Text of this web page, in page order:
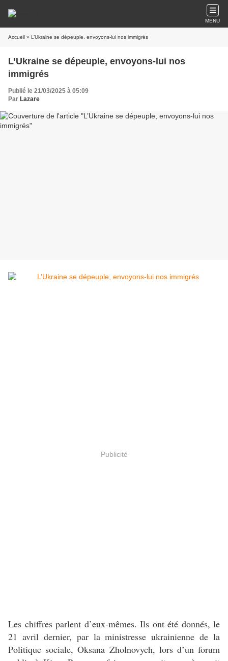
MENU
Accueil » L’Ukraine se dépeuple, envoyons-lui nos immigrés
L’Ukraine se dépeuple, envoyons-lui nos
immigrés
Publié le 21/03/2025 à 05:09
Par Lazare
Publicité
Les chiffres parlent d’eux-mêmes. Ils ont été donnés, le
21 avril dernier, par la ministresse ukrainienne de la
Politique sociale, Oksana Zholnovych, lors d’un forum